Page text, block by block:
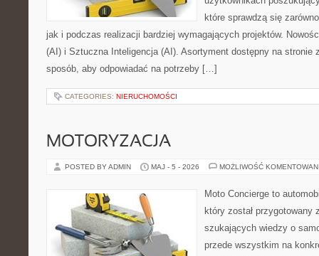
które sprawdzą się
jak i podczas realizacji bardziej wymagających projektów.
(AI) i Sztuczna Inteligencja (AI). Asortyment dostępny na stronie
sposób, aby odpowiadać na potrzeby […]
CATEGORIES: NIERUCHOMOŚCI
MOTORYZACJA
POSTED BY ADMIN MAJ - 5 - 2026 MOŻLIWOŚĆ
Moto Concierge to
który został przygotowany
szukających wiedzy o
przede wszystkim na